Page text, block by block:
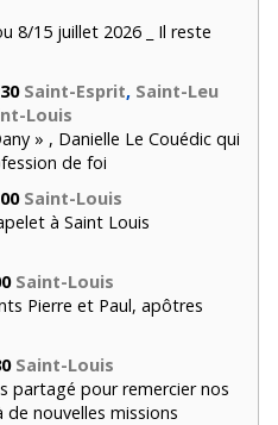
8/15 juillet 2026 _ Il reste
Saint-Esprit, Saint-Leu
Louis
» , Danielle Le Couédic qui
de foi
Saint-Louis
à Saint Louis
Saint-Louis
Pierre et Paul, apôtres
Saint-Louis
partagé pour remercier nos
nouvelles missions